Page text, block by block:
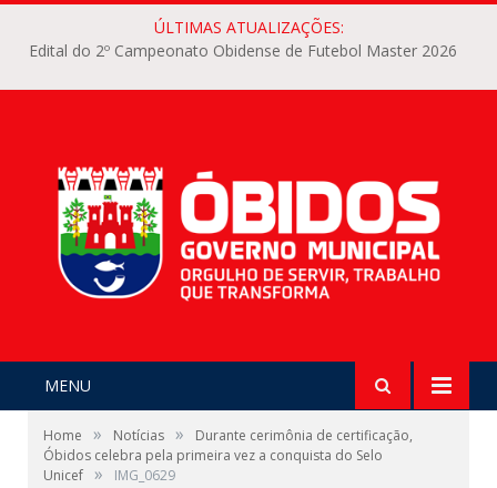
ÚLTIMAS ATUALIZAÇÕES:
Edital do 2º Campeonato Obidense de Futebol Master 2026
MENU
Home » Notícias »
Durante cerimônia de certificação,
Óbidos celebra pela primeira vez a conquista do Selo
Unicef » IMG_0629